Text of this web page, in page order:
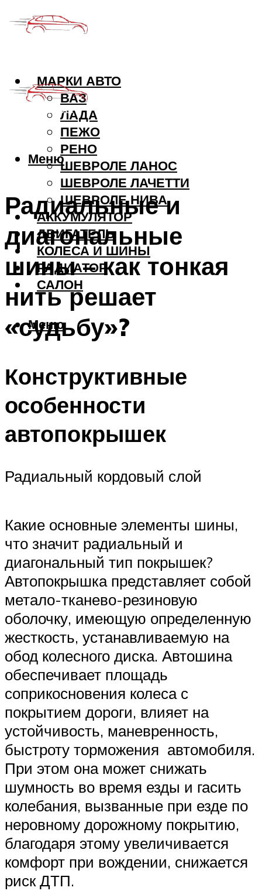
МАРКИ АВТО
ВАЗ
ЛАДА
ПЕЖО
РЕНО
ШЕВРОЛЕ ЛАНОС
ШЕВРОЛЕ ЛАЧЕТТИ
ШЕВРОЛЕ НИВА
АККУМУЛЯТОР
ДВИГАТЕЛЬ
КОЛЕСА И ШИНЫ
РАДИАТОР
САЛОН
Меню
Меню
Радиальные и
диагональные
шины – как тонкая
нить решает
«судьбу»?
Конструктивные
особенности
автопокрышек
Радиальный кордовый слой
Какие основные элементы шины,
что значит радиальный и
диагональный тип покрышек?
Автопокрышка представляет собой
метало-тканево-резиновую
оболочку, имеющую определенную
жесткость, устанавливаемую на
обод колесного диска. Автошина
обеспечивает площадь
соприкосновения колеса с
покрытием дороги, влияет на
устойчивость, маневренность,
быстроту торможения автомобиля.
При этом она может снижать
шумность во время езды и гасить
колебания, вызванные при езде по
неровному дорожному покрытию,
благодаря этому увеличивается
комфорт при вождении, снижается
риск ДТП.